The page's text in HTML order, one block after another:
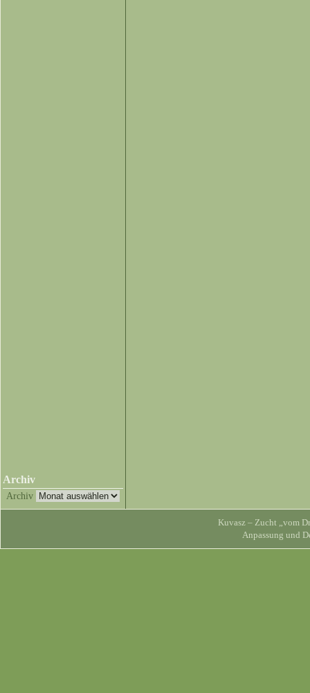
Archiv
Archiv
Kuvasz – Zucht „vom
Anpassung und